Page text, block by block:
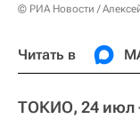
© РИА Новости /
Читать в
ТОКИО, 24 июл